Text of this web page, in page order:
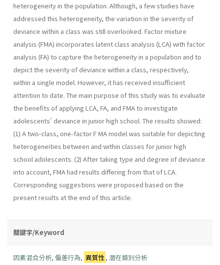
heterogeneity in the population. Although, a few studies have
addressed this heterogeneity, the variation in the severity of
deviance within a class was still overlooked. Factor mixture
analysis (FMA) incorporates latent class analysis (LCA) with factor
analysis (FA) to capture the heterogeneity in a population and to
depict the severity of deviance within a class, respectively,
within a single model. However, it has received insufficient
attention to date. The main purpose of this study was to evaluate
the benefits of applying LCA, FA, and FMA to investigate
adolescents' deviance in junior high school. The results showed:
(1) A two-class, one-factor F MA model was suitable for depicting
heterogeneities between and within classes for junior high
school adolescents. (2) After taking type and degree of deviance
into account, FMA had results differing from that of LCA.
Corresponding suggestions were proposed based on the
present results at the end of this article.
關鍵字/Keyword
因素混合分析, 偏差行為, 異質性 ,潛在類別分析